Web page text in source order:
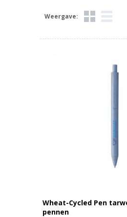
Weergave:
Wheat-Cycled Pen
pennen